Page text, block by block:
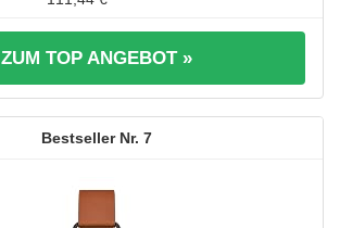
ZUM TOP ANGEBOT »
7